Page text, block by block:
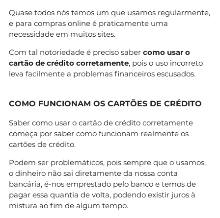
Quase todos nós temos um que usamos regularmente,
e para compras online é praticamente uma
necessidade em muitos sites.
Com tal notoriedade é preciso saber como usar o
cartão de crédito corretamente, pois o uso incorreto
leva facilmente a problemas financeiros escusados.
COMO FUNCIONAM OS CARTÕES DE CRÉDITO
Saber como usar o cartão de crédito corretamente
começa por saber como funcionam realmente os
cartões de crédito.
Podem ser problemáticos, pois sempre que o usamos,
o dinheiro não sai diretamente da nossa conta
bancária, é-nos emprestado pelo banco e temos de
pagar essa quantia de volta, podendo existir juros à
mistura ao fim de algum tempo.